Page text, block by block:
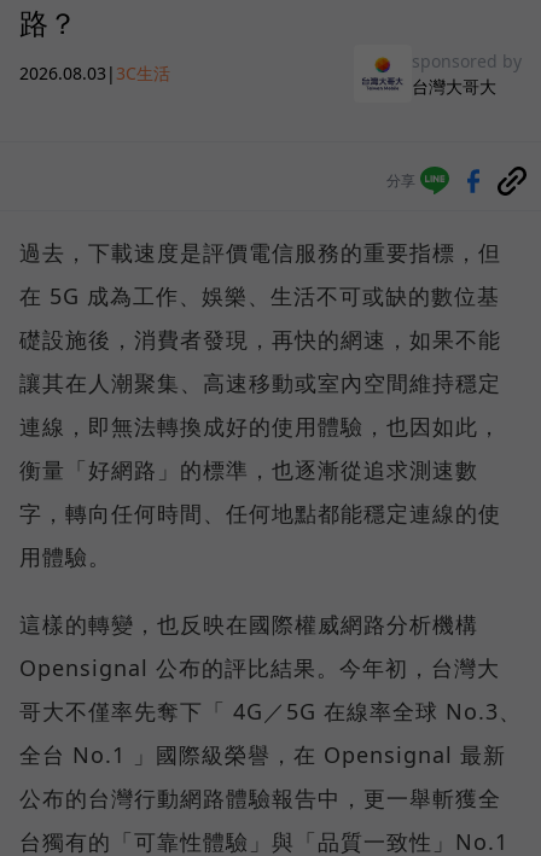
路？
2026.08.03 | 3C生活
sponsored by
台灣大哥大
分享
過去，下載速度是評價電信服務的重要指標，但
在 5G 成為工作、娛樂、生活不可或缺的數位基
礎設施後，消費者發現，再快的網速，如果不能
讓其在人潮聚集、高速移動或室內空間維持穩定
連線，即無法轉換成好的使用體驗，也因如此，
衡量「好網路」的標準，也逐漸從追求測速數
字，轉向任何時間、任何地點都能穩定連線的使
用體驗。
這樣的轉變，也反映在國際權威網路分析機構
Opensignal 公布的評比結果。今年初，台灣大
哥大不僅率先奪下「 4G／5G 在線率全球 No.3、
全台 No.1 」國際級榮譽，在 Opensignal 最新
公布的台灣行動網路體驗報告中，更一舉斬獲全
台獨有的「可靠性體驗」與「品質一致性」No.1